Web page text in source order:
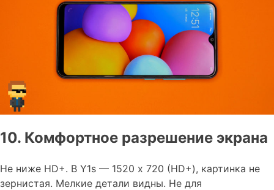
10. Комфортное разрешение экрана
Не ниже HD+. В Y1s — 1520 х 720 (HD+), картинка не
зернистая. Мелкие детали видны. Не для